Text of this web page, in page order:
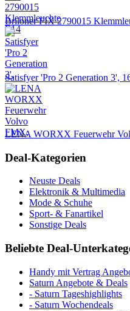
Briloner FIX 2790015
Satisfyer 'Pro 2 Generation 3',
LENA WORXX Feuerwehr
Deal-Kategorien
Neuste Deals
Elektronik & Multimedia
Mode & Schuhe
Sport- & Fanartikel
Sonstige Deals
Beliebte Deal-
Handy mit Vertrag
Saturn Angebote & Deals
- Saturn Tageshighlights
- Saturn Wochendeals